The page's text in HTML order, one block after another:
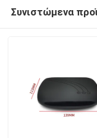
Συνιστώμενα